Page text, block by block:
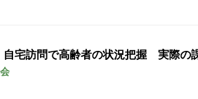
宅訪問で高齢者の状況把握 実際の